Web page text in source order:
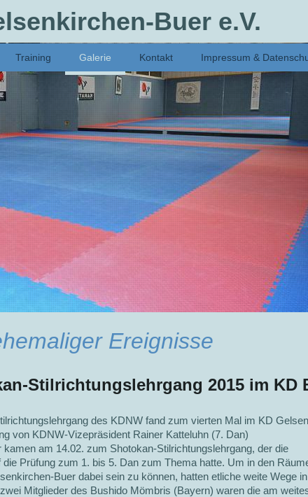
Buer e.V.
Training Galerie Kontakt Impressum &
Ereignisse
Stilrichtungslehrgang 2015 im KD
des KDNW fand zum vierten Mal im KD
von KDNW-Vizepräsident Rainer Katteluhn (7. Dan)
kamen am 14.02. zum Shotokan-Stilrichtungslehrgang, der die
die Prüfung zum 1. bis 5. Dan zum Thema hatte. Um in den
Buer dabei sein zu können, hatten etliche weite Wege
Mitglieder des Bushido Mömbris (Bayern) waren die am